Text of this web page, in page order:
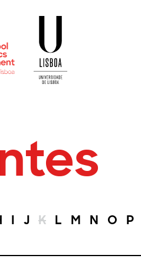
I J K L M N O P